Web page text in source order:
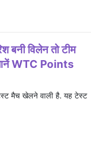
विलेन तो टीम
जानें WTC Points
मैच खेलने वाली है. यह टेस्ट